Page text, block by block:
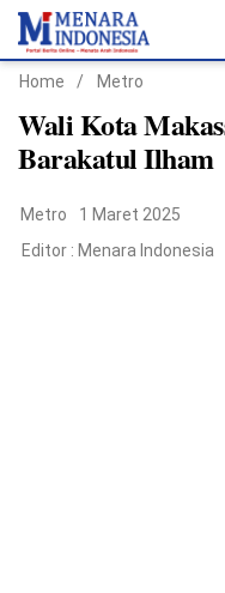
Home
Nasional
Politik
Home / Metro
Wali Kota
Barakatul Ilham
Metro
1 Maret 2025
Editor : Menara Indonesia